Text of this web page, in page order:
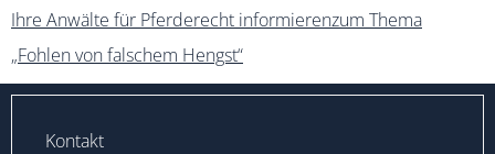
Ihre Anwälte für Pferderecht informierenzum Thema
„Fohlen von falschem Hengst“
Kontakt